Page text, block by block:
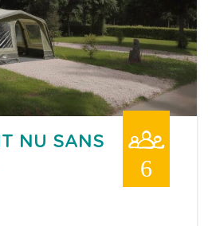
NU SANS
6